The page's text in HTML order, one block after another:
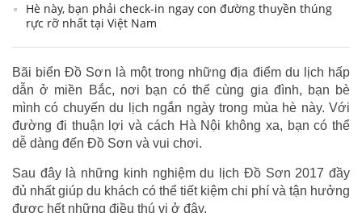
Hè này, bạn phải check-in ngay con đường thuyền thúng
rực rỡ nhất tại Việt Nam
Bãi biển Đồ Sơn là một trong những địa điểm du lịch hấp
dẫn ở miền Bắc, nơi bạn có thể cùng gia đình, bạn bè
mình có chuyến du lịch ngắn ngày trong mùa hè này. Với
đường đi thuận lợi và cách Hà Nội không xa, bạn có thể
dễ dàng đến Đồ Sơn và vui chơi.
Sau đây là những kinh nghiệm du lịch Đồ Sơn 2017 đầy
đủ nhất giúp du khách có thể tiết kiệm chi phí và tận hưởng
được hết những điều thú vị ở đây.